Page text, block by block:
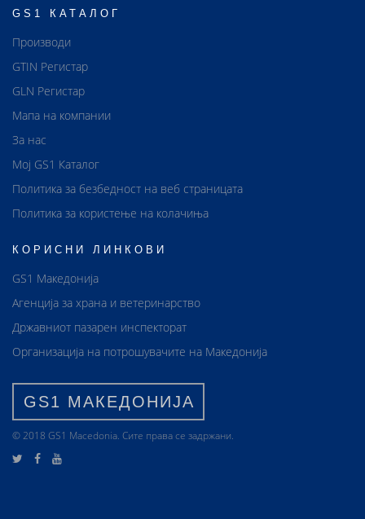
GS1 КАТАЛОГ
Производи
GTIN Регистар
GLN Регистар
Мапа на компании
За нас
Мој GS1 Каталог
Политика за безбедност на веб страницата
Политика за користење на колачиња
КОРИСНИ ЛИНКОВИ
GS1 Македонија
Агенција за храна и ветеринарство
Државниот пазарен инспекторат
Организација на потрошувачите на Македонија
GS1 МАКЕДОНИЈА
© 2018 GS1 Маcedonia. Сите права се задржани.